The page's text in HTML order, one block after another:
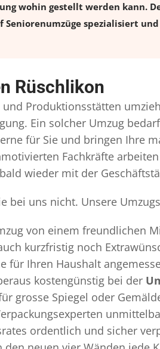
wohin gestellt werden kann.
spezialisiert
Rüschlikon
Produktionsstätten
Ein solcher Umzug
für Sie und bringen Ihre
Fachkräfte
wieder mit der
bei uns nicht. Unsere
von einem freundlichen
kurzfristig noch
für Ihren Haushalt
kostengünstig bei der
grosse Spiegel oder
ordentlich und sicher